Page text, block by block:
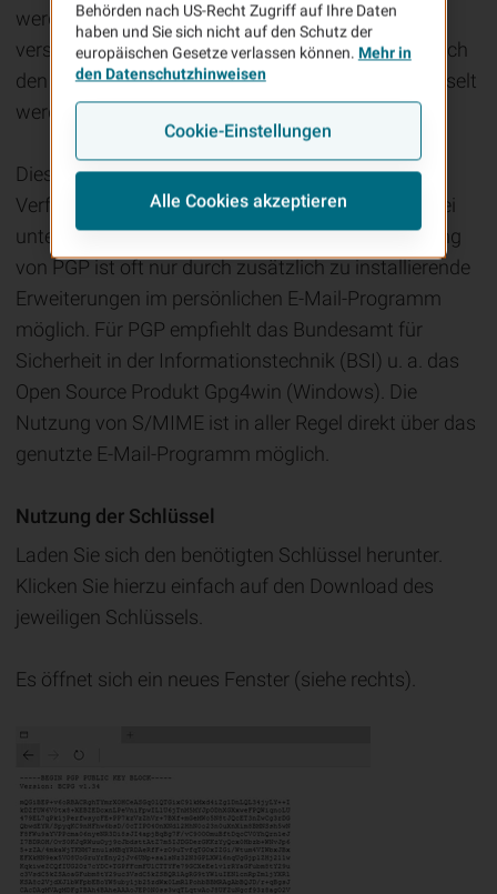
werden mit seinem öffentlichen Schlüssel
verschlüsselt und können dann ausschließlich durch
den privaten Schlüssel des Empfängers entschlüsselt
werden.
Diese Verfahren werden auch asymmetrische
Verfahren genannt, da Sender und Empfänger zwei
unterschiedliche Schlüssel verwenden. Die Nutzung
von PGP ist oft nur durch zusätzlich zu installierende
Erweiterungen im persönlichen E-Mail-Programm
möglich. Für PGP empfiehlt das Bundesamt für
Sicherheit in der Informationstechnik (BSI) u. a. das
Open Source Produkt Gpg4win (Windows). Die
Nutzung von S/MIME ist in aller Regel direkt über das
genutzte E-Mail-Programm möglich.
Nutzung der Schlüssel
Laden Sie sich den benötigten Schlüssel herunter.
Klicken Sie hierzu einfach auf den Download des
jeweiligen Schlüssels.
Es öffnet sich ein neues Fenster (siehe rechts).
Behörden nach US-Recht Zugriff auf Ihre Daten
haben und Sie sich nicht auf den Schutz der
europäischen Gesetze verlassen können. Mehr in
den Datenschutzhinweisen
Cookie-Einstellungen
Alle Cookies akzeptieren